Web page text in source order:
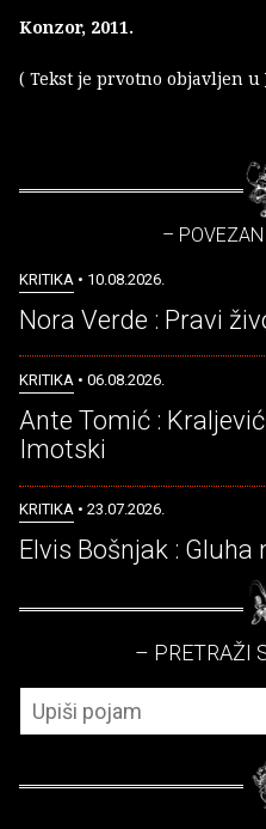
Konzor, 2011.
( Tekst je prvotno objavljen u
–
KRITIKA • 10.08.2026.
Nora Verde : Pravi
KRITIKA • 06.08.2026.
Ante Tomić :
Imotski
KRITIKA • 23.07.2026.
Elvis Bošnjak : Gluha
– PRETRAŽI